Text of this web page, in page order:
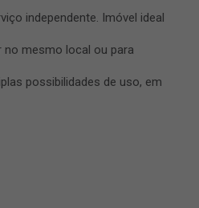
independente. Imóvel ideal
no mesmo local ou para
possibilidades de uso, em